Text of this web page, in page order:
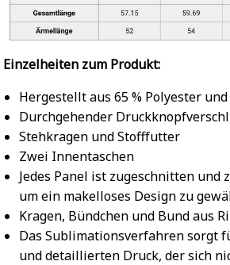
Einzelheiten zum Produkt:
Hergestellt aus 65 % Polyester
Durchgehender
Stehkragen und Stofffutter
Zwei Innentaschen
Jedes Panel ist zugeschnitten und
um ein makelloses Design zu
Kragen, Bündchen und Bund aus
Das Sublimationsverfahren sorgt
und detaillierten Druck, der sich